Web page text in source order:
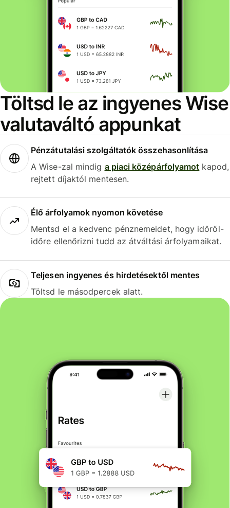
Töltsd le az ingyenes Wise
valutaváltó appunkat
Pénzátutalási szolgáltatók összehasonlítása
A Wise-zal mindig a piaci középárfolyamot kapod,
rejtett díjaktól mentesen.
Élő árfolyamok nyomon követése
Mentsd el a kedvenc pénznemeidet, hogy időről-
időre ellenőrizni tudd az átváltási árfolyamaikat.
Teljesen ingyenes és hirdetésektől mentes
Töltsd le másodpercek alatt.